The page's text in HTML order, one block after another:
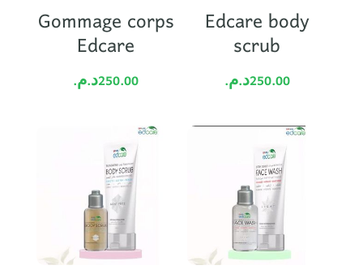
Gommage corps
Edcare
250.00د.م.
Edcare body
scrub
250.00د.م.